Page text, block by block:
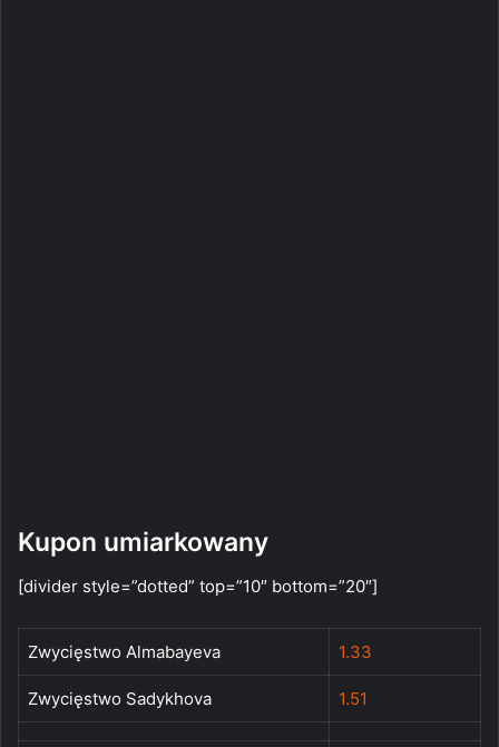
Kupon umiarkowany
[divider style=”dotted” top=”10″ bottom=”20″]
Zwycięstwo Almabayeva 1.33
Zwycięstwo Sadykhova 1.51